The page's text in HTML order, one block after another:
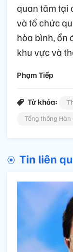
quan tâm tại
và tổ chức
hòa bình, ổn
khu vực và
Phạm Tiếp
Từ khóa:
Tổng thống Hàn
Tin liên